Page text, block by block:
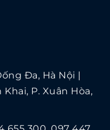
Ða, Hà Nội |
P. Xuân Hòa,